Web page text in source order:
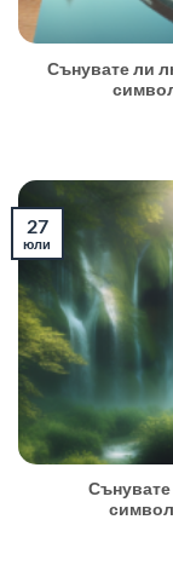
Сънувате ли
27
юли